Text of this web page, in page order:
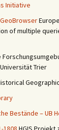
Initiative
GeoBrowser
of multiple
Trier
Bestände – UB